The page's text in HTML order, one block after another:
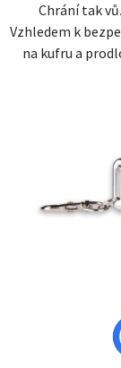
Chrání tak
Vzhledem k
na kufru a